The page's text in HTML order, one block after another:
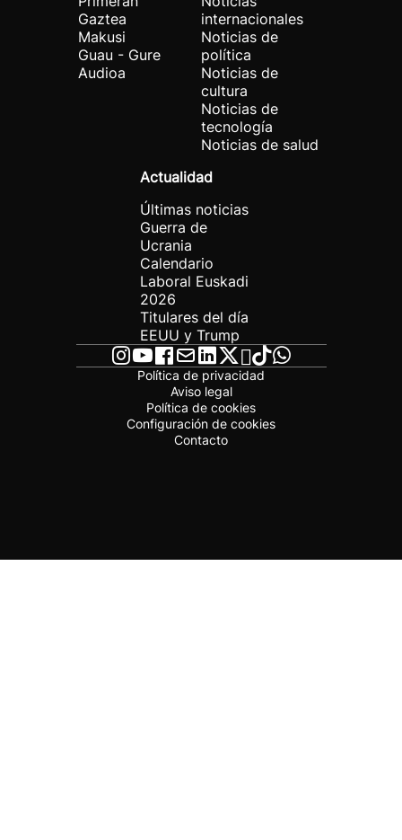
Gaztea
Makusi
Guau - Gure
Audioa
internacionales
Noticias de
política
Noticias de
cultura
Noticias de
tecnología
Noticias de salud
Actualidad
Últimas noticias
Guerra de
Ucrania
Calendario
Laboral Euskadi
2026
Titulares del día
EEUU y Trump
Política de privacidad
Aviso legal
Política de cookies
Configuración de cookies
Contacto